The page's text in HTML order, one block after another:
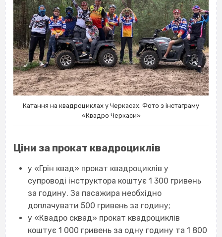
Катання на квадроциклах у Черкасах. Фото з інстаграму
«Квадро Черкаси»
Ціни за прокат квадроциклів
у «Грін квад» прокат квадроциклів у
супроводі інструктора коштує 1 300 гривень
за годину. За пасажира необхідно
доплачувати 500 гривень за годину;
у «Квадро сквад» прокат квадроциклів
коштує 1 000 гривень за одну годину та 1 800